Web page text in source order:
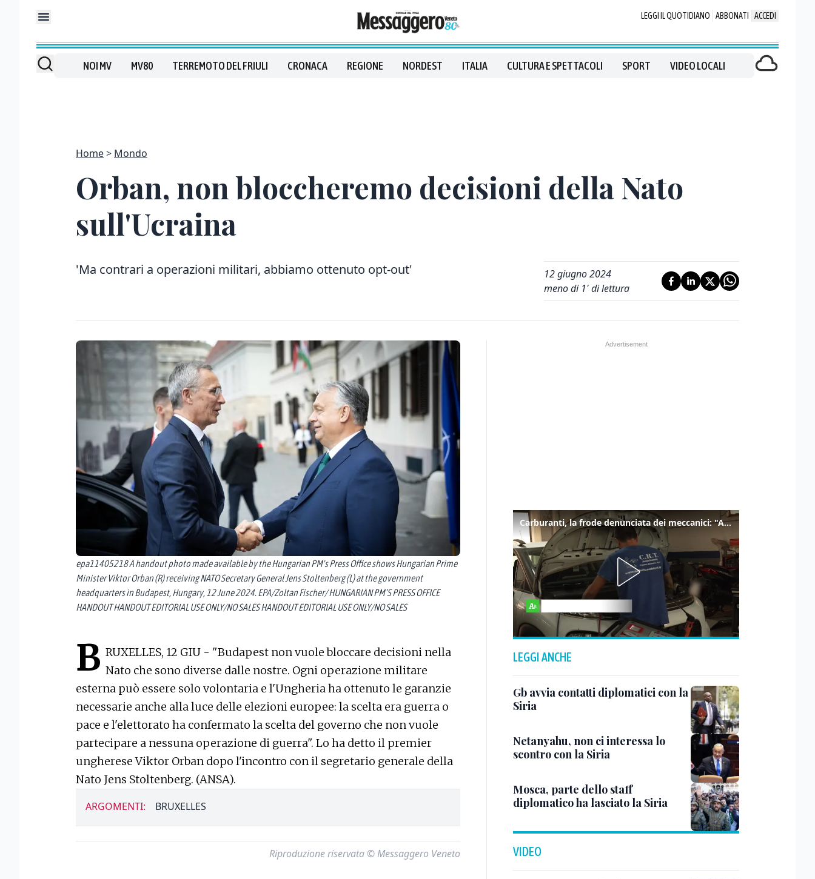
LEGGI IL QUOTIDIANO ABBONATI ACCEDI
NOI MV MV80 TERREMOTO DEL FRIULI CRONACA REGIONE NORDEST ITALIA CULTURA E SPETTACOLI SPORT VIDEO LOCALI
Home Mondo
Orban, non bloccheremo decisioni della Nato
sull'Ucraina
'Ma contrari a operazioni militari, abbiamo ottenuto opt-out'
12 giugno 2024
meno di 1' di lettura
epa11405218 A handout photo made available by the Hungarian PM's Press Office shows Hungarian Prime
Minister Viktor Orban (R) receiving NATO Secretary General Jens Stoltenberg (L) at the government
headquarters in Budapest, Hungary, 12 June 2024. EPA/Zoltan Fischer/ HUNGARIAN PM’S PRESS OFFICE
HANDOUT HANDOUT EDITORIAL USE ONLY/NO SALES HANDOUT EDITORIAL USE ONLY/NO SALES
B RUXELLES, 12 GIU - "Budapest non vuole bloccare decisioni nella
Nato che sono diverse dalle nostre. Ogni operazione militare
esterna può essere solo volontaria e l'Ungheria ha ottenuto le garanzie
necessarie anche alla luce delle elezioni europee: la scelta era guerra o
pace e l'elettorato ha confermato la scelta del governo che non vuole
partecipare a nessuna operazione di guerra". Lo ha detto il premier
ungherese Viktor Orban dopo l'incontro con il segretario generale della
Nato Jens Stoltenberg. (ANSA).
ARGOMENTI: BRUXELLES
Riproduzione riservata © Messaggero Veneto
Carburanti, la frode denunciata dei meccanici: "Acqua in gasolio e benzina"
LEGGI ANCHE
Gb avvia contatti diplomatici con la
Siria
Netanyahu, non ci interessa lo
scontro con la Siria
Mosca, parte dello staff
diplomatico ha lasciato la Siria
VIDEO